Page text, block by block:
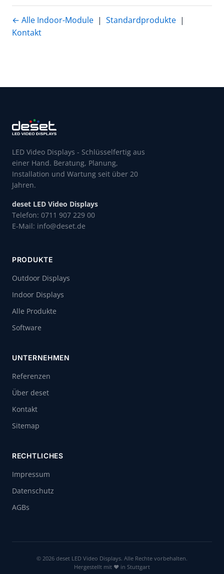
← Alle Indoor-Module | Standardprodukte |
Kontakt
LED Video Displays - Schlüsselfertig aus
einer Hand. Beratung, Planung,
Installation und Wartung seit über 20
Jahren.
deset LED Video Displays
Telefon: 0711 907 229 00
E-Mail: info@deset.de
PRODUKTE
Outdoor Displays
Indoor Displays
Alle Produkte
Software
UNTERNEHMEN
Referenzen
Über deset
Kontakt
Sitemap
RECHTLICHES
Impressum
Datenschutz
AGBs
© 2026 deset LED Video Displays. Alle Rechte vorbehalten.
Hergestellt mit ❤ in Stuttgart